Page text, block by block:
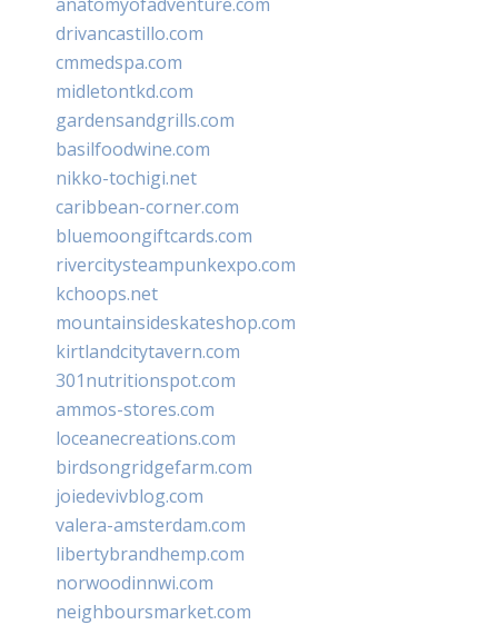
drivancastillo.com
cmmedspa.com
midletontkd.com
gardensandgrills.com
basilfoodwine.com
nikko-tochigi.net
caribbean-corner.com
bluemoongiftcards.com
rivercitysteampunkexpo.com
kchoops.net
mountainsideskateshop.com
kirtlandcitytavern.com
301nutritionspot.com
ammos-stores.com
loceanecreations.com
birdsongridgefarm.com
joiedevivblog.com
valera-amsterdam.com
libertybrandhemp.com
norwoodinnwi.com
neighboursmarket.com